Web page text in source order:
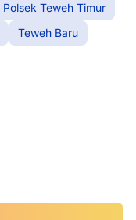
Polsek Teweh Timur
Teweh Baru